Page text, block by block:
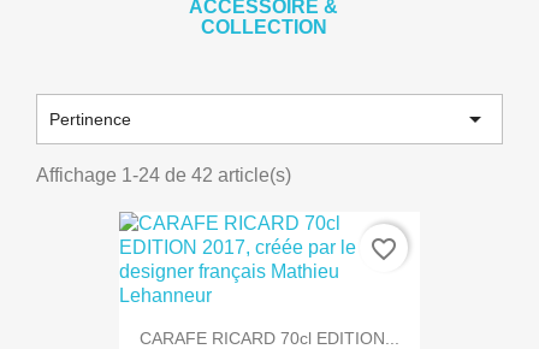
ACCESSOIRE &
COLLECTION
Pertinence 
Affichage 1-24 de 42 article(s)
CARAFE RICARD 70cl EDITION...
favorite_border